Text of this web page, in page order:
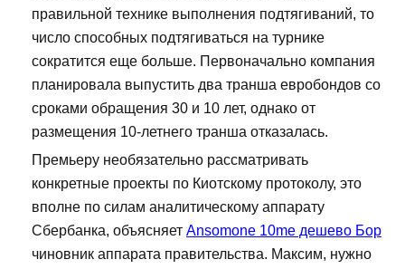
правильной технике выполнения подтягиваний, то
число способных подтягиваться на турнике
сократится еще больше. Первоначально компания
планировала выпустить два транша евробондов со
сроками обращения 30 и 10 лет, однако от
размещения 10-летнего транша отказалась.
Премьеру необязательно рассматривать
конкретные проекты по Киотскому протоколу, это
вполне по силам аналитическому аппарату
Сбербанка, объясняет Ansomone 10me дешево Бор
чиновник аппарата правительства. Максим, нужно